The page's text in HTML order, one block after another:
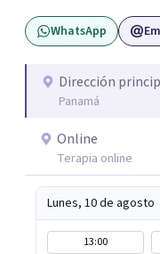
un espacio para
en tu vínculo, podés
WhatsApp
Dirección
Panamá
Online
Terapia online
Lunes, 10 de agosto
13:00